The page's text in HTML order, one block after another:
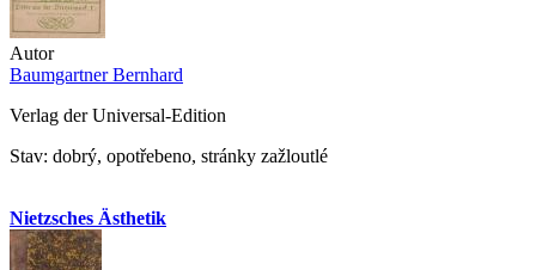
Autor
Baumgartner Bernhard
Verlag der Universal-Edition
Stav: dobrý, opotřebeno, stránky zažloutlé
Nietzsches Ästhetik